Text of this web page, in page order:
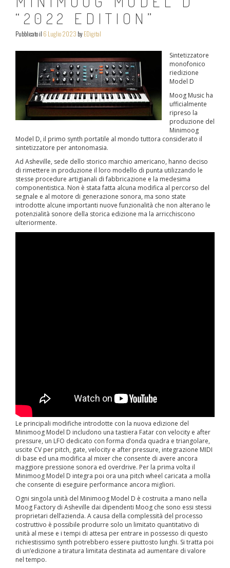
“2022 EDITION”
Pubblicato il 6 Luglio 2023 byEDigital
Sintetizzatore
monofonico
riedizione
Model D
Moog Music ha
ufficialmente
ripreso la
produzione del
Minimoog
Model D, il primo synth portatile al mondo tuttora considerato il
sintetizzatore per antonomasia.
Ad Asheville, sede dello storico marchio americano, hanno deciso
di rimettere in produzione il loro modello di punta utilizzando le
stesse procedure artigianali di fabbricazione e la medesima
componentistica. Non è stata fatta alcuna modifica al percorso del
segnale e al motore di generazione sonora, ma sono state
introdotte alcune importanti nuove funzionalità che non alterano le
potenzialità sonore della storica edizione ma la arricchiscono
ulteriormente.
Le principali modifiche introdotte con la nuova edizione del
Minimoog Model D includono una tastiera Fatar con velocity e after
pressure, un LFO dedicato con forma d’onda quadra e triangolare,
uscite CV per pitch, gate, velocity e after pressure, integrazione MIDI
di base ed una modifica al mixer che consente di avere ancora
maggiore pressione sonora ed overdrive. Per la prima volta il
Minimoog Model D integra poi ora una pitch wheel caricata a molla
che consente di eseguire performance ancora migliori.
Ogni singola unità del Minimoog Model D è costruita a mano nella
Moog Factory di Asheville dai dipendenti Moog che sono essi stessi
proprietari dell’azienda. A causa della complessità del processo
costruttivo è possibile produrre solo un limitato quantitativo di
unità al mese e i tempi di attesa per entrare in possesso di questo
richiestissimo synth potrebbero essere piuttosto lunghi. Si tratta poi
di un’edizione a tiratura limitata destinata ad aumentare di valore
nel tempo.